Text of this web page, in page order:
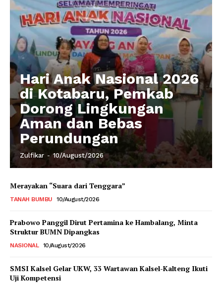
Hari Anak Nasional 2026
di Kotabaru, Pemkab
Dorong Lingkungan
Aman dan Bebas
Perundungan
Zulfikar - 10/August/2026
Merayakan “Suara dari Tenggara”
TANAH BUMBU 10/August/2026
Prabowo Panggil Dirut Pertamina ke Hambalang, Minta
Struktur BUMN Dipangkas
NASIONAL 10/August/2026
SMSI Kalsel Gelar UKW, 33 Wartawan Kalsel-Kalteng Ikuti
Uji Kompetensi